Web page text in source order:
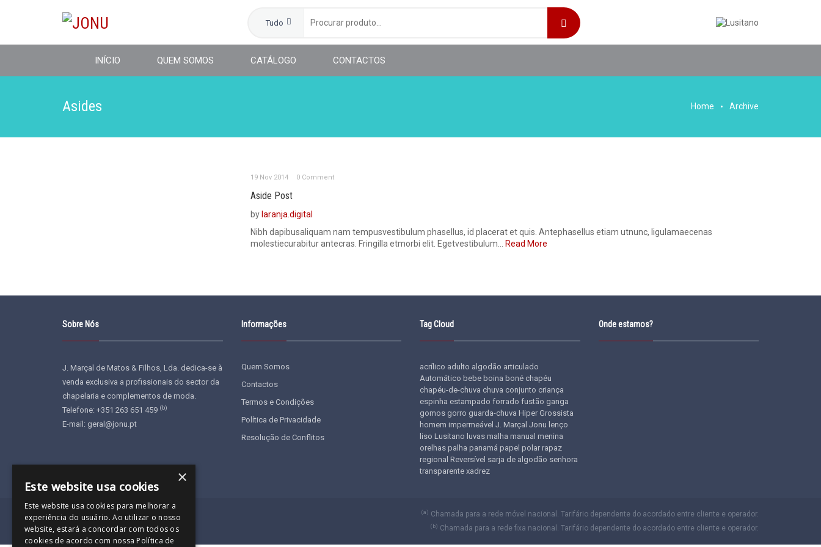
Tudo
INÍCIO QUEM SOMOS CATÁLOGO CONTACTOS
Asides Home Archive
19 Nov 2014 0 Comment
Aside Post
by laranja.digital
Nibh dapibusaliquam nam tempusvestibulum phasellus, id placerat et quis. Antephasellus etiam utnunc, ligulamaecenas
molestiecurabitur antecras. Fringilla etmorbi elit. Egetvestibulum... Read More
Sobre Nós
J. Marçal de Matos & Filhos, Lda. dedica-se à
venda exclusiva a profissionais do sector da
chapelaria e complementos de moda.
Telefone: +351 263 651 459 (b)
E-mail: geral@jonu.pt
Informações
Quem Somos
Contactos
Termos e Condições
Política de Privacidade
Resolução de Conflitos
Tag Cloud
acrílico adulto algodão articulado
Automático bebe boina boné chapéu
chapéu-de-chuva chuva conjunto criança
espinha estampado forrado fustão ganga
gomos gorro guarda-chuva Hiper Grossista
homem impermeável J. Marçal Jonu lenço
liso Lusitano luvas malha manual menina
orelhas palha panamá papel polar rapaz
regional Reversível sarja de algodão senhora
transparente xadrez
Onde estamos?
Powered byLaranja Digital
(a) Chamada para a rede móvel nacional. Tarifário dependente do acordado entre cliente e operador.
(b) Chamada para a rede fixa nacional. Tarifário dependente do acordado entre cliente e operador.
×
Este website usa cookies
Este website usa cookies para melhorar a
experiência do usuário. Ao utilizar o nosso
website, estará a concordar com todos os
cookies de acordo com nossa Política de